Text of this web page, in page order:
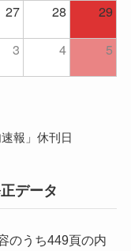
27 28
29
3 4 5
報」休刊日
データ
のうち449頁の内